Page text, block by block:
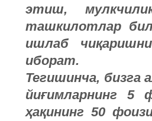
этиш,
ташкилотлар
ишлаб
чиқаришни
иборат.
Тегишинча, бизга
йиғимларнинг 5
ҳақининг 50